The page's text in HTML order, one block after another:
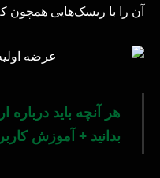
آن را با ریسک‌هایی همچون
هر آنچه باید درباره
بدانید + آموزش